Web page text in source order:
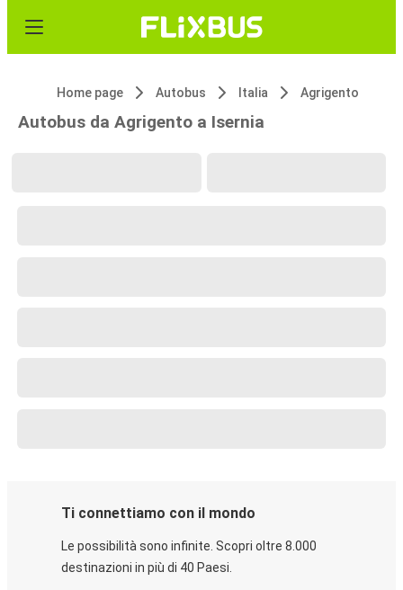
Home page Autobus Italia Agrigento
Autobus da Agrigento a Isernia
Ti connettiamo con il mondo
Le possibilità sono infinite. Scopri oltre 8.000
destinazioni in più di 40 Paesi.